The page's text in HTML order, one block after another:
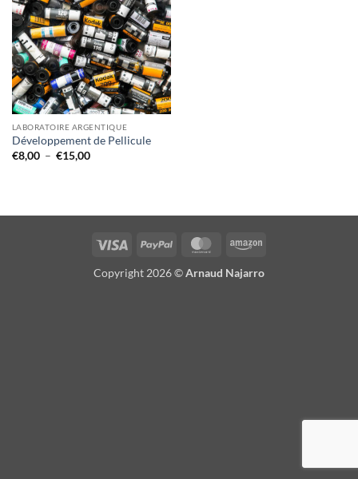
LABORATOIRE ARGENTIQUE
Développement de Pellicule
€8,00 – €15,00Plage
Visa PayPal MasterCardAmazon
Copyright 2026 ©Arnaud Najarro